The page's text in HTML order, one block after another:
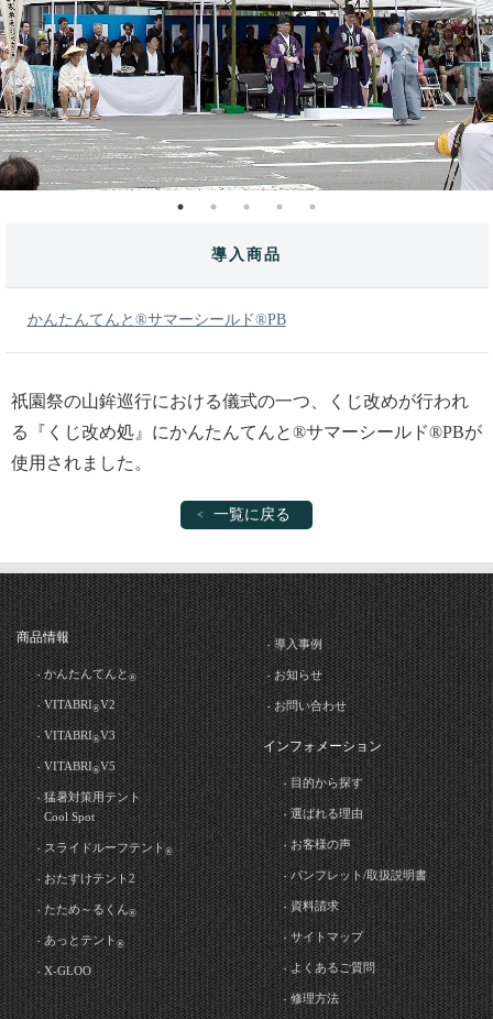
導入商品
かんたんてんと®サマーシールド®PB
祇園祭の山鉾巡行における儀式の一つ、くじ改めが行われ
る『くじ改め処』にかんたんてんと®サマーシールド®PBが
使用されました。
一覧に戻る
商品情報
かんたんてんと®
VITABRI®V2
VITABRI®V3
VITABRI®V5
猛暑対策用テント
Cool Spot
スライドルーフテント®
おたすけテント2
たため～るくん®
あっとテント®
X-GLOO
導入事例
お知らせ
お問い合わせ
インフォメーション
目的から探す
選ばれる理由
お客様の声
パンフレット/取扱説明書
資料請求
サイトマップ
よくあるご質問
修理方法